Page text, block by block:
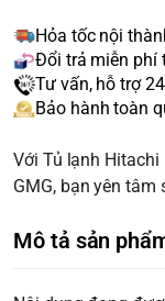
Hỏa tốc nội
Đổi trả miễn phí
Tư vấn, hỗ trợ
Bảo hành toàn
Với Tủ lạnh Hitachi
GMG, bạn yên
Mô tả sản